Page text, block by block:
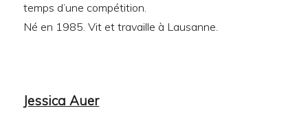
temps d’une compétition.
Né en 1985. Vit et travaille à Lausanne.
Jessica Auer